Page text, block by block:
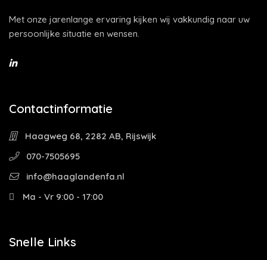
Met onze jarenlange ervaring kijken wij vakkundig naar uw
persoonlijke situatie en wensen.
Contactinformatie
Haagweg 68, 2282 AB, Rijswijk
070-7505695
info@haaglandenfa.nl
Ma - Vr 9:00 - 17:00
Snelle Links